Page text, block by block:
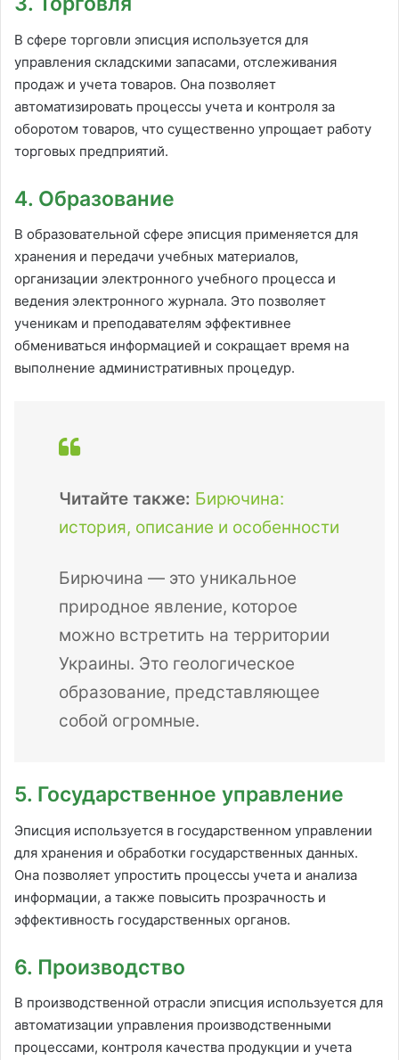
В сфере торговли эписция используется для
управления складскими запасами, отслеживания
продаж и учета товаров. Она позволяет
автоматизировать процессы учета и контроля за
оборотом товаров, что существенно упрощает работу
торговых предприятий.
4. Образование
В образовательной сфере эписция применяется для
хранения и передачи учебных материалов,
организации электронного учебного процесса и
ведения электронного журнала. Это позволяет
ученикам и преподавателям эффективнее
обмениваться информацией и сокращает время на
выполнение административных процедур.
Читайте также: Бирючина:
история, описание и особенности
Бирючина — это уникальное
природное явление, которое
можно встретить на территории
Украины. Это геологическое
образование, представляющее
собой огромные.
5. Государственное управление
Эписция используется в государственном управлении
для хранения и обработки государственных данных.
Она позволяет упростить процессы учета и анализа
информации, а также повысить прозрачность и
эффективность государственных органов.
6. Производство
В производственной отрасли эписция используется для
автоматизации управления производственными
процессами, контроля качества продукции и учета